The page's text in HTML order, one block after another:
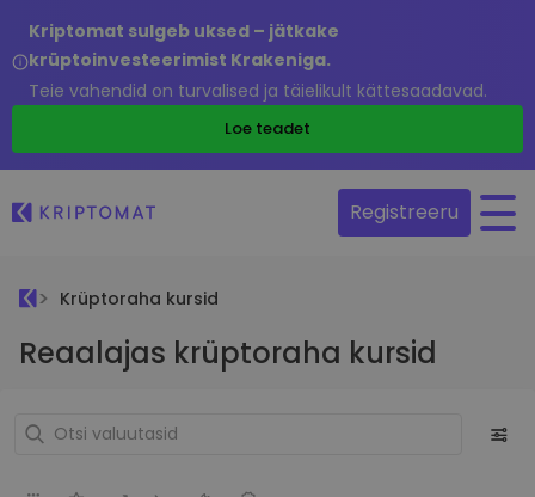
Kriptomat sulgeb uksed – jätkake
krüptoinvesteerimist Krakeniga.
Teie vahendid on turvalised ja täielikult kättesaadavad.
Loe teadet
Registreeru
Krüptoraha kursid
Reaalajas krüptoraha kursid